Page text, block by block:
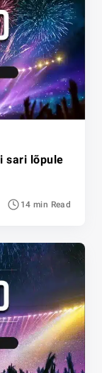
sari lõpule
14 min Read